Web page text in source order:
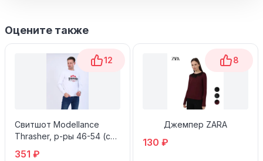
Оцените также
12
Свитшот Modellance
Thrasher, р-ры 46-54 (с
351 ₽
8
Джемпер ZARA
130 ₽